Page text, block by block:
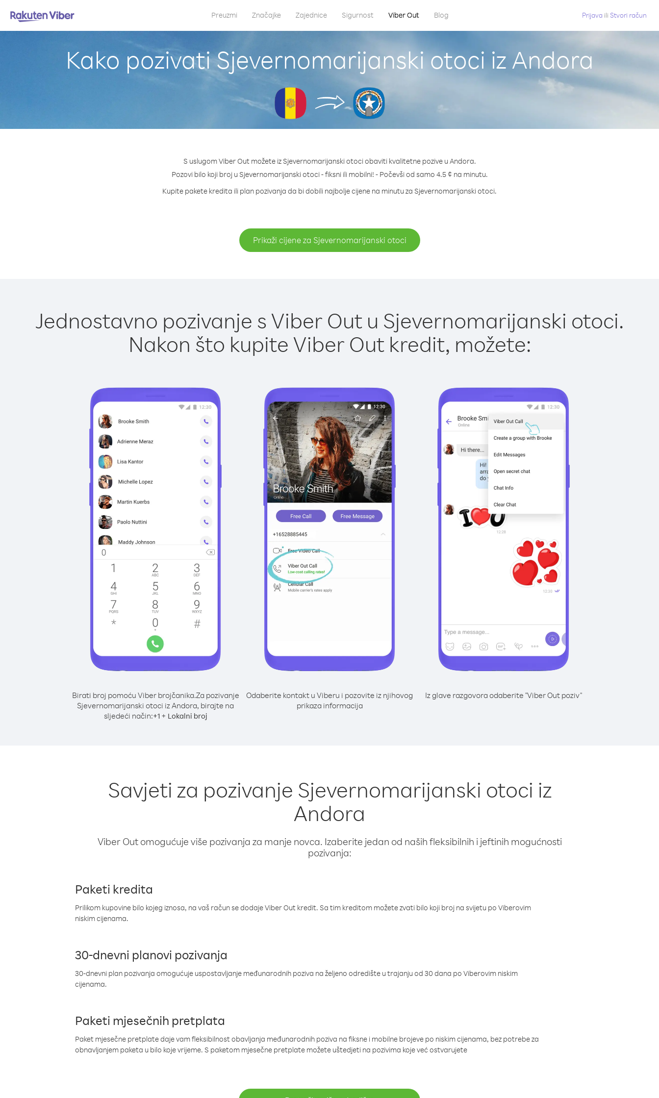
Preuzmi Značajke Zajednice Sigurnost Viber Out Blog Prijava ili Stvori račun
Kako pozivati Sjevernomarijanski otoci iz Andora
S uslugom Viber Out možete iz Sjevernomarijanski otoci obaviti kvalitetne pozive u Andora.
Pozovi bilo koji broj u Sjevernomarijanski otoci - fiksni ili mobilni! - Počevši od samo 4.5 ¢ na minutu.
Kupite pakete kredita ili plan pozivanja da bi dobili najbolje cijene na minutu za Sjevernomarijanski otoci.
Prikaži cijene za Sjevernomarijanski otoci
Jednostavno pozivanje s Viber Out u Sjevernomarijanski otoci.
Nakon što kupite Viber Out kredit, možete:
Birati broj pomoću Viber brojčanika.Za pozivanje
Sjevernomarijanski otoci iz Andora, birajte na
sljedeći način:+1+ Lokalni broj
Odaberite kontakt u Viberu i pozovite iz njihovog
prikaza informacija
Iz glave razgovora odaberite "Viber Out poziv"
Savjeti za pozivanje Sjevernomarijanski otoci iz
Andora
Viber Out omogućuje više pozivanja za manje novca. Izaberite jedan od naših fleksibilnih i jeftinih mogućnosti
pozivanja:
Paketi kredita
Prilikom kupovine bilo kojeg iznosa, na vaš račun se dodaje Viber Out kredit. Sa tim kreditom možete zvati bilo koji broj na svijetu po Viberovim
niskim cijenama.
30-dnevni planovi pozivanja
30-dnevni plan pozivanja omogućuje uspostavljanje međunarodnih poziva na željeno odredište u trajanju od 30 dana po Viberovim niskim
cijenama.
Paketi mjesečnih pretplata
Paket mjesečne pretplate daje vam fleksibilnost obavljanja međunarodnih poziva na fiksne i mobilne brojeve po niskim cijenama, bez potrebe za
obnavljanjem paketa u bilo koje vrijeme. S paketom mjesečne pretplate možete uštedjeti na pozivima koje već ostvarujete